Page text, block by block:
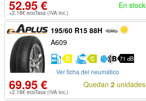
52.95 €
+2.18€ ecoTasa (IVA inc.)
En stock
195/60 R15 88H
A609
D C 71 dB
Ver ficha del neumático
69.95 €
+2.18€ ecoTasa (IVA inc.)
Quedan 2unidades